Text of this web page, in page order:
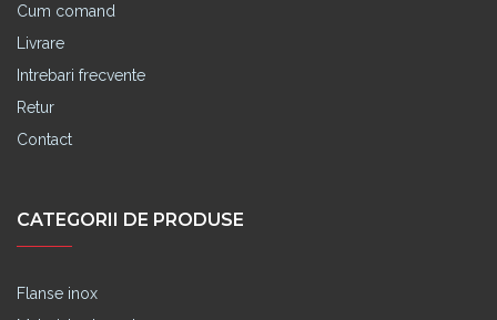
Cum comand
Livrare
Intrebari frecvente
Retur
Contact
CATEGORII DE PRODUSE
Flanse inox